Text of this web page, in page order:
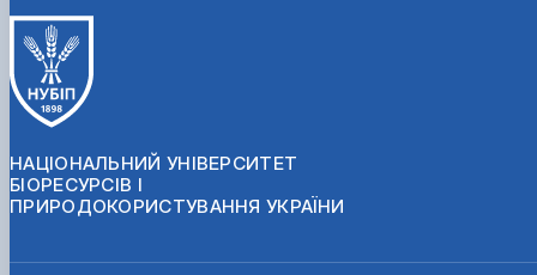
НАЦІОНАЛЬНИЙ УНІВЕРСИТЕТ
БІОРЕСУРСІВ І
ПРИРОДОКОРИСТУВАННЯ УКРАЇНИ